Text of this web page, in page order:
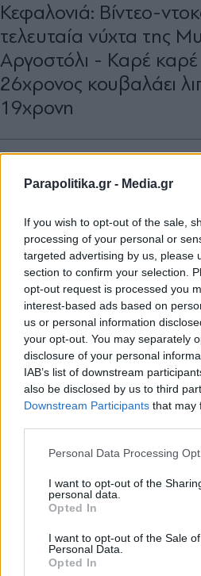
Parapolitika.gr - Media.gr
If you wish to opt-out of the sale,
processing of your personal or
targeted advertising by us, please
section to confirm your selection.
opt-out request is processed you
interest-based ads based on
us or personal information
your opt-out. You may separately
disclosure of your personal
IAB’s list of downstream
also be disclosed by us to third
Downstream Participants that may
Personal Data Processing
I want to opt-out of the
personal data.
Opted In
I want to opt-out of the Sale
Personal Data.
Opted In
Κεφαλονιά: Βίντεο-
τελευταία νύχτα της
Αργοστόλι - Καρέ καρέ
26χρονος κουβαλάει
19χρονη
ΕΛΛΑΔΑ 15.04.2026 13:58
PARAPOLITIKA NEWSROOM
Κεφαλονιά: Ανακοπή
θανάτου της
αναμένονται οι
Εγγραφή στο
Αποδέχομαι τους
και την πολιτική